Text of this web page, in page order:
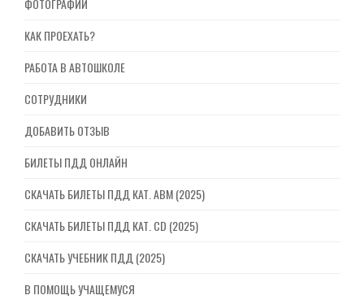
ФОТОГРАФИИ
КАК ПРОЕХАТЬ?
РАБОТА В АВТОШКОЛЕ
СОТРУДНИКИ
ДОБАВИТЬ ОТЗЫВ
БИЛЕТЫ ПДД ОНЛАЙН
СКАЧАТЬ БИЛЕТЫ ПДД КАТ. ABM (2025)
СКАЧАТЬ БИЛЕТЫ ПДД КАТ. CD (2025)
СКАЧАТЬ УЧЕБНИК ПДД (2025)
В ПОМОЩЬ УЧАЩЕМУСЯ